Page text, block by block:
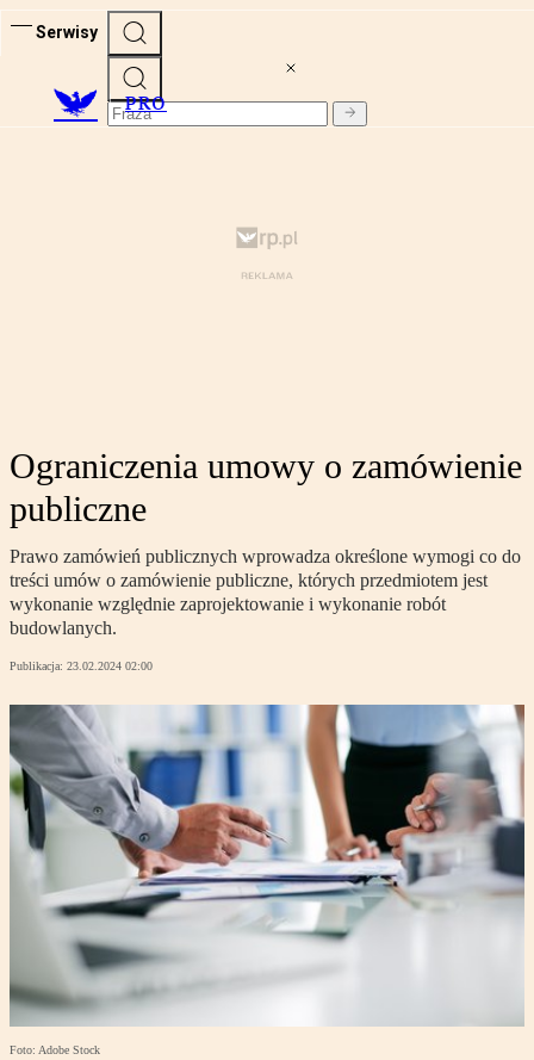
Serwisy
PRO
Ograniczenia umowy o zamówienie
publiczne
Prawo zamówień publicznych wprowadza określone wymogi co do
treści umów o zamówienie publiczne, których przedmiotem jest
wykonanie względnie zaprojektowanie i wykonanie robót
budowlanych.
Publikacja: 23.02.2024 02:00
Foto: Adobe Stock